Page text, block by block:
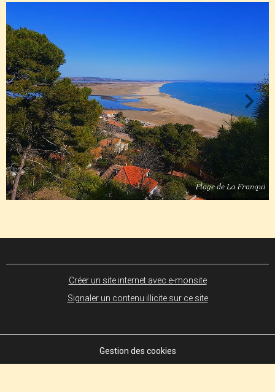
Créer un site internet avec e-monsite
Signaler un contenu illicite sur ce site
Gestion des cookies